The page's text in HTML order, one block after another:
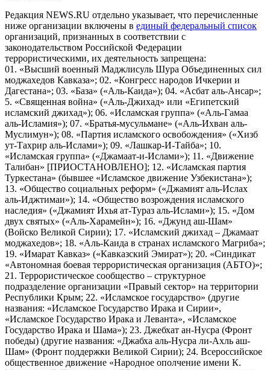
Редакция NEWS.RU отдельно указывает, что перечисленные
ниже организации включены в единый федеральный список
организаций, признанных в соответствии с
законодательством Российской Федерации
террористическими, их деятельность запрещена:
01. «Высший военный Маджлисуль Шура Объединенных сил
моджахедов Кавказа»; 02. «Конгресс народов Ичкерии и
Дагестана»; 03. «База» («Аль-Каида»); 04. «Асбат аль-Ансар»;
5. «Священная война» («Аль-Джихад» или «Египетский
исламский джихад»); 06. «Исламская группа» («Аль-Гамаа
аль-Исламия»); 07. «Братья-мусульмане» («Аль-Ихван аль-
Муслимун»); 08. «Партия исламского освобождения» («Хизб
ут-Тахрир аль-Ислами»); 09. «Лашкар-И-Тайба»; 10.
«Исламская группа» («Джамаат-и-Ислами»); 11. «Движение
Талибан» [ПРИОСТАНОВЛЕНО]; 12. «Исламская партия
Туркестана» (бывшее «Исламское движение Узбекистана»);
13. «Общество социальных реформ» («Джамият аль-Ислах
аль-Иджтимаи»); 14. «Общество возрождения исламского
наследия» («Джамият Ихья ат-Тураз аль-Ислами»); 15. «Дом
двух святых» («Аль-Харамейн»); 16. «Джунд аш-Шам»
(Войско Великой Сирии); 17. «Исламский джихад – Джамаат
моджахедов»; 18. «Аль-Каида в странах исламского Магриба»;
19. «Имарат Кавказ» («Кавказский Эмират»); 20. «Синдикат
«Автономная боевая террористическая организация (АБТО)»;
21. Террористическое сообщество – структурное
подразделение организации «Правый сектор» на территории
Республики Крым; 22. «Исламское государство» (другие
названия: «Исламское Государство Ирака и Сирии»,
«Исламское Государство Ирака и Леванта», «Исламское
Государство Ирака и Шама»); 23. Джебхат ан-Нусра (Фронт
победы) (другие названия: «Джабха аль-Нусра ли-Ахль аш-
Шам» (Фронт поддержки Великой Сирии); 24. Всероссийское
общественное движение «Народное ополчение имени К.